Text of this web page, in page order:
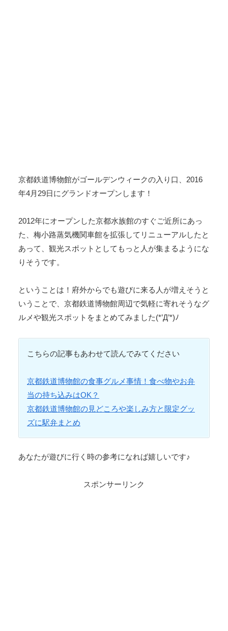
京都鉄道博物館がゴールデンウィークの入り口、2016
年4月29日にグランドオープンします！
2012年にオープンした京都水族館のすぐご近所にあっ
た、梅小路蒸気機関車館を拡張してリニューアルしたと
あって、観光スポットとしてもっと人が集まるようにな
りそうです。
ということは！府外からでも遊びに来る人が増えそうと
いうことで、京都鉄道博物館周辺で気軽に寄れそうなグ
ルメや観光スポットをまとめてみました(*’Д’*)ﾉ
こちらの記事もあわせて読んでみてください
京都鉄道博物館の食事グルメ事情！食べ物やお弁
当の持ち込みはOK？
京都鉄道博物館の見どころや楽しみ方と限定グッ
ズに駅弁まとめ
あなたが遊びに行く時の参考になれば嬉しいです♪
スポンサーリンク